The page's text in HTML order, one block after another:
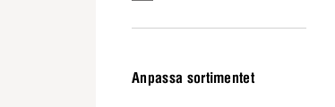
Anpassa sortimentet